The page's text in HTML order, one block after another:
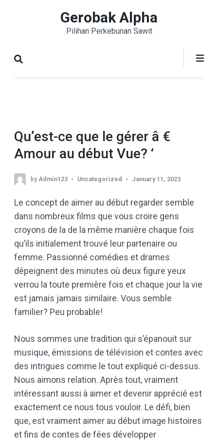
Enter)
Gerobak Alpha
Pilihan Perkebunan Sawit
Qu’est-ce que le gérer â €
Amour au début Vue? ‘
by Admin123 Uncategorized January 11, 2023
Le concept de aimer au début regarder semble
dans nombreux films que vous croire gens
croyons de la de la même manière chaque fois
qu’ils initialement trouvé leur partenaire ou
femme. Passionné comédies et drames
dépeignent des minutes où deux figure yeux
verrou la toute première fois et chaque jour la vie
est jamais jamais similaire. Vous semble
familier? Peu probable!
Nous sommes une tradition qui s’épanouit sur
musique, émissions de télévision et contes avec
des intrigues comme le tout expliqué ci-dessus.
Nous aimons relation. Après tout, vraiment
intéressant aussi à aimer et devenir apprécié est
exactement ce nous tous vouloir. Le défi, bien
que, est vraiment aimer au début image histoires
et fins de contes de fées développer